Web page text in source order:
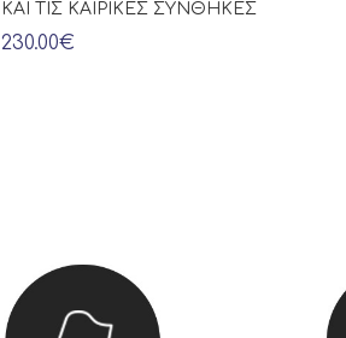
ΚΑΙ ΤΙΣ ΚΑΙΡΙΚΈΣ ΣΥΝΘΉΚΕΣ
230.00€